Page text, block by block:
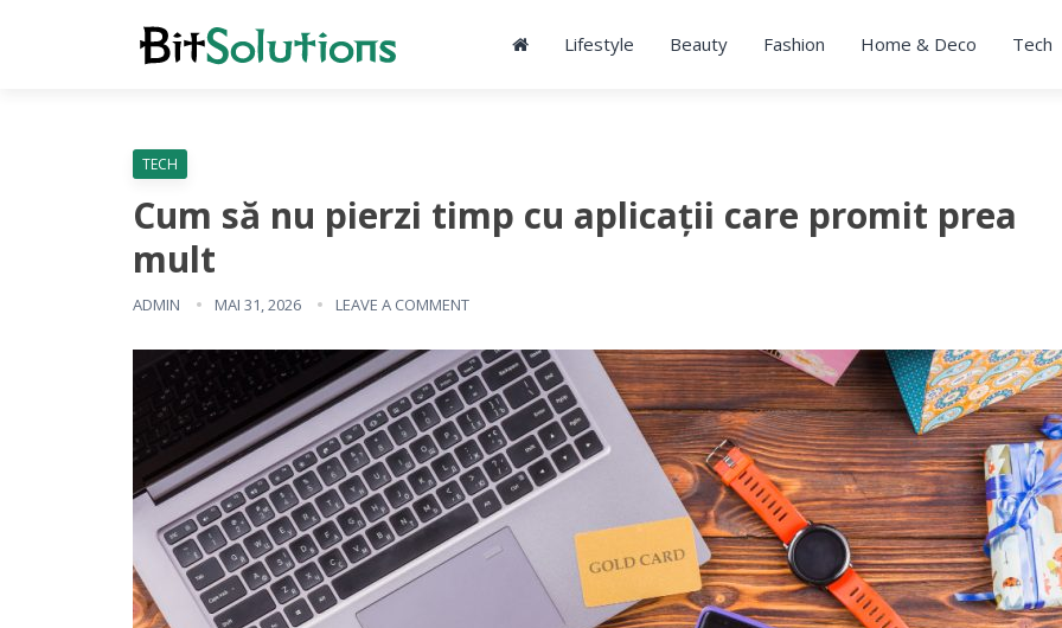
Lifestyle Beauty Fashion Home & Deco Tech
TECH
Cum să nu pierzi timp cu aplicații care promit prea
mult
ADMIN MAI 31, 2026 LEAVE A COMMENT